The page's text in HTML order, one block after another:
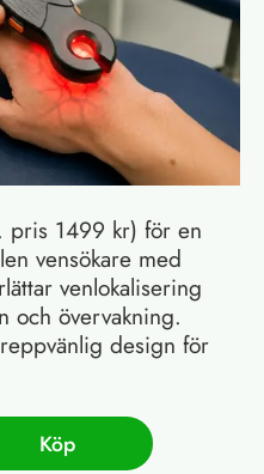
1499 kr) för en
vensökare med
venlokalisering
och övervakning.
design för
Köp